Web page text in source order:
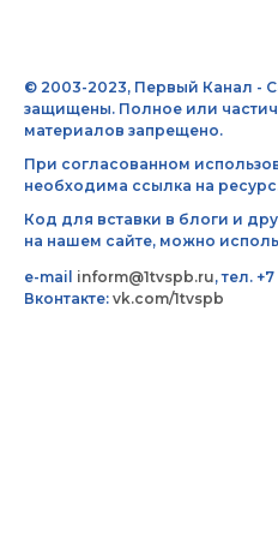
© 2003-2023, Первый Канал -
защищены. Полное или
материалов запрещено.
При согласованном
необходима ссылка на
Код для вставки в блоги и
на нашем сайте, можно
e-mail inform@1tvspb.ru, тел.
Вконтакте: vk.com/1tvspb